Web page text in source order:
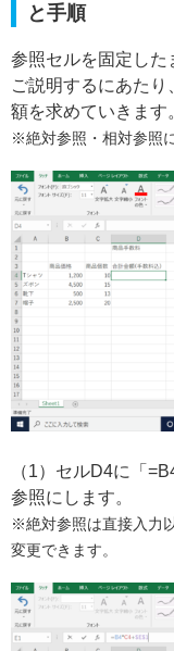
と手順
参照セルを固定した
ご説明するにあた
額を求めていきます
※絶対参照・相対参照
（1）セルD4に「
参照にします。
※絶対参照は直接入力
変更できます。